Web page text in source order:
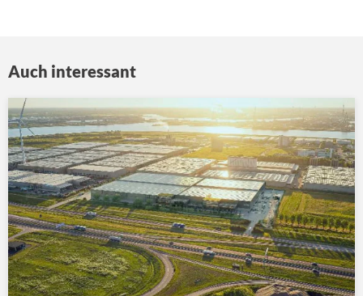
Auch interessant